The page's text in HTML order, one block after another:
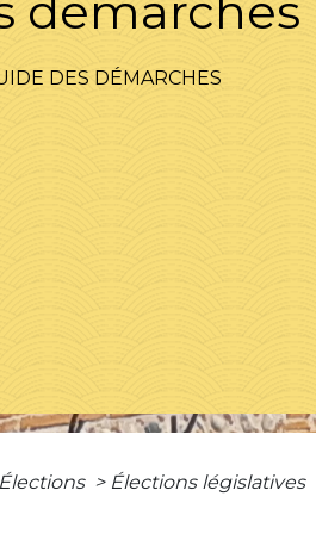
DES DÉMARCHES
Élections > Élections législatives